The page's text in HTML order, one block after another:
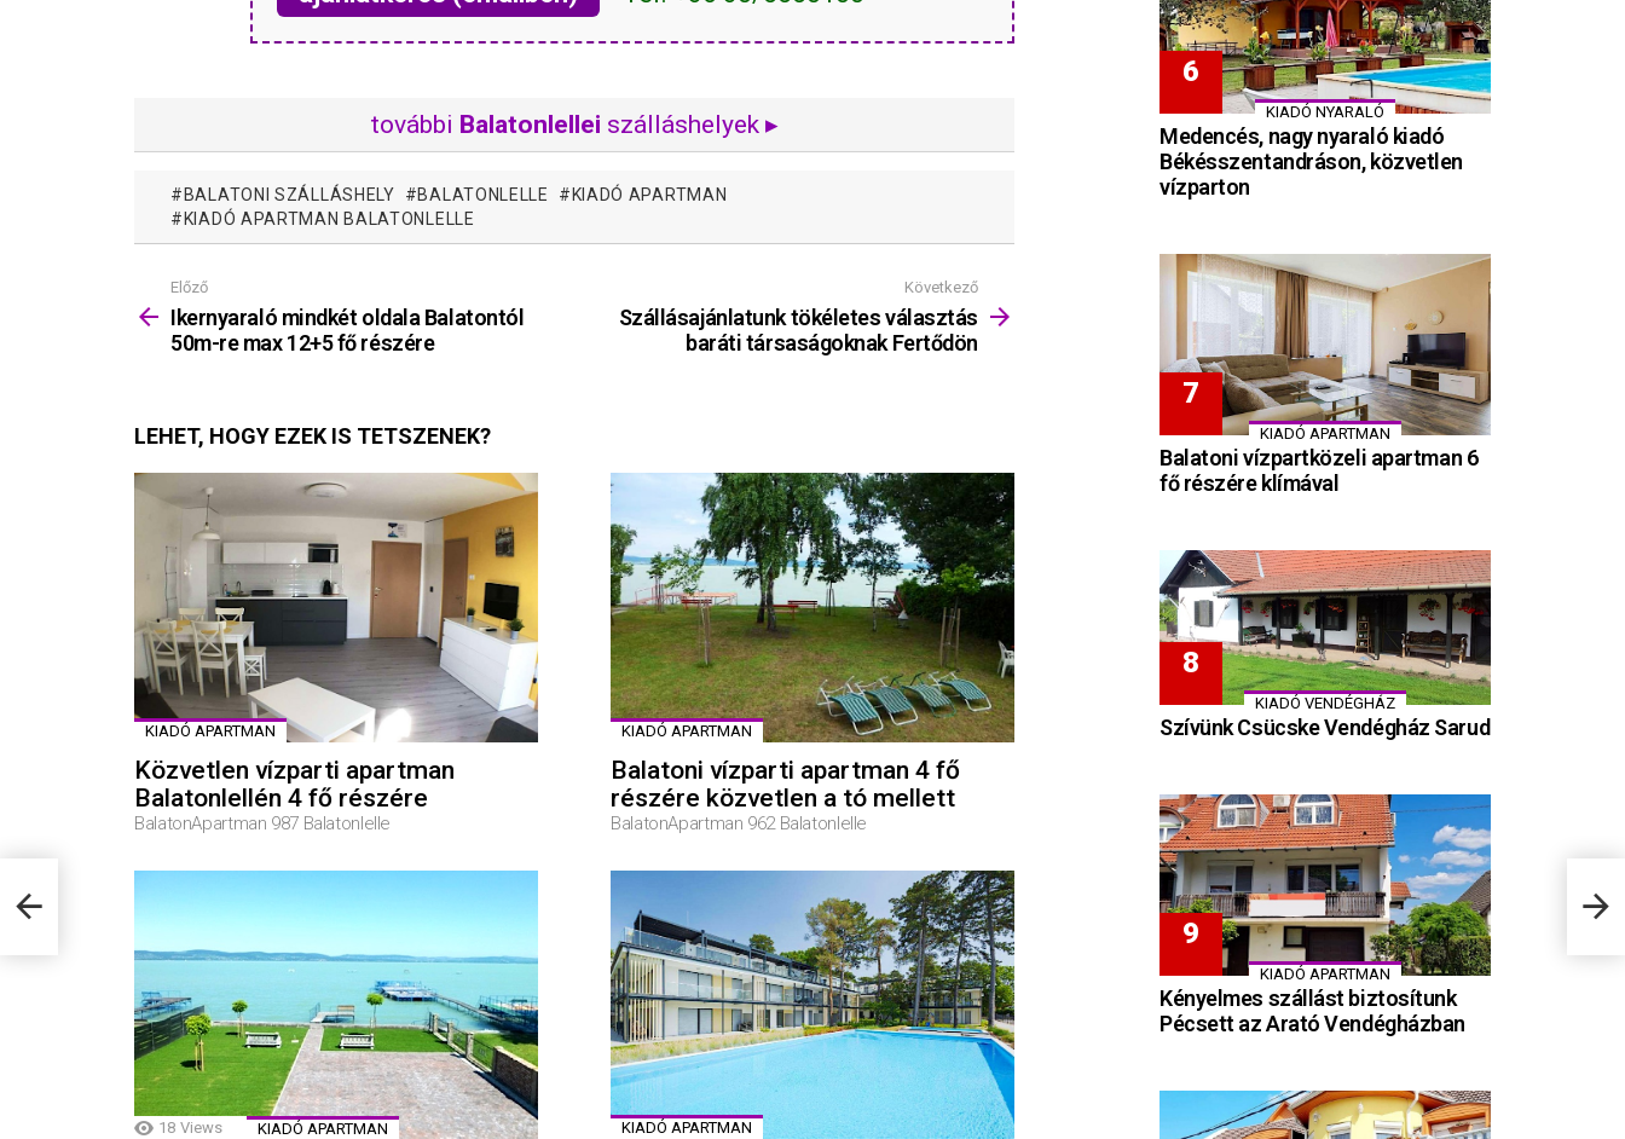
további Balatonlellei szálláshelyek ▸
BALATONI SZÁLLÁSHELY BALATONLELLE
KIADÓ APARTMAN
KIADÓ APARTMAN BALATONLELLE
Mutass
többet
Előző
Ikernyaraló mindkét oldala Balatontól
50m-re max 12+5 fő részére
Következő
Szállásajánlatunk tökéletes választás
baráti társaságoknak Fertődön
LEHET, HOGY EZEK IS TETSZENEK?
KIADÓ APARTMAN
Közvetlen vízparti apartman
Balatonlellén 4 fő részére
BalatonApartman 987 Balatonlelle
KIADÓ APARTMAN
Balatoni vízparti apartman 4 fő
részére közvetlen a tó mellett
BalatonApartman 962 Balatonlelle
18 Views KIADÓ APARTMAN KIADÓ APARTMAN
KIADÓ NYARALÓ
Medencés, nagy nyaraló kiadó
Békésszentandráson, közvetlen
vízparton
KIADÓ APARTMAN
Balatoni vízpartközeli apartman 6
fő részére klímával
KIADÓ VENDÉGHÁZ
Szívünk Csücske Vendégház Sarud
KIADÓ APARTMAN
Kényelmes szállást biztosítunk
Pécsett az Arató Vendégházban